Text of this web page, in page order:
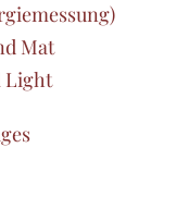
Mat
Light